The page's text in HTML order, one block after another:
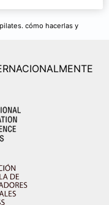
cómo hacerlas y